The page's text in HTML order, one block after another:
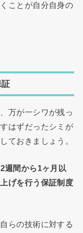
ことが自分自身の
万が一シワが残っ
はずだったシミが
ておきましょう。
週間から1ヶ月以
げを行う保証制度
らの技術に対する